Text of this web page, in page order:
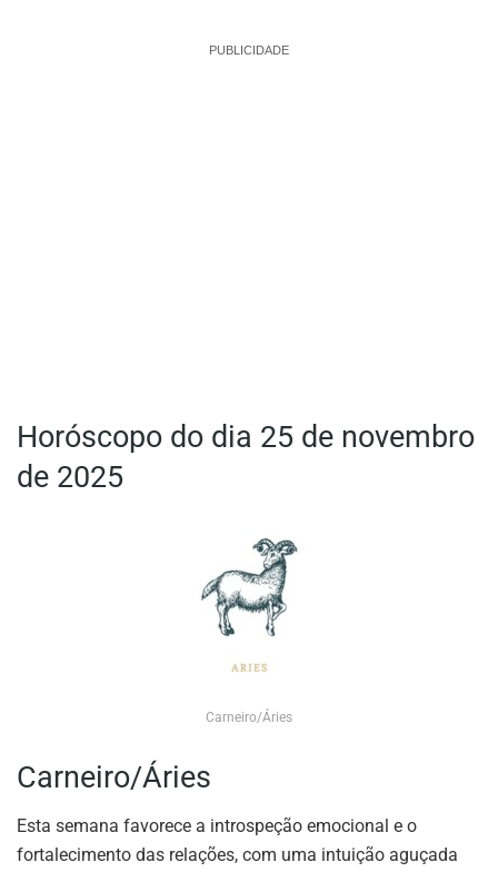
PUBLICIDADE
Horóscopo do dia 25 de novembro
de 2025
Carneiro/Áries
Carneiro/Áries
Esta semana favorece a introspeção emocional e o
fortalecimento das relações, com uma intuição aguçada